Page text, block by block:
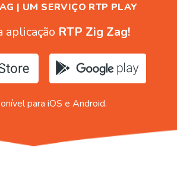
| UM SERVIÇO RTP PLAY
aplicação RTP Zig Zag!
para iOS e Android.